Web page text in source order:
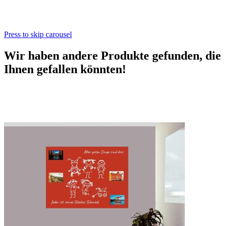
Press to skip carousel
Wir haben andere Produkte gefunden, die
Ihnen gefallen könnten!